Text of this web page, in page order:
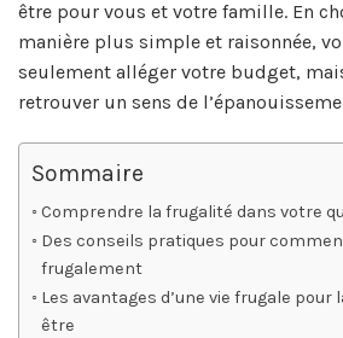
être pour vous et votre famille. En
manière plus simple et raisonnée,
seulement alléger votre budget,
retrouver un sens de
Sommaire
Comprendre la frugalité dans votre
Des conseils pratiques pour
frugalement
Les avantages d’une vie frugale pour
être